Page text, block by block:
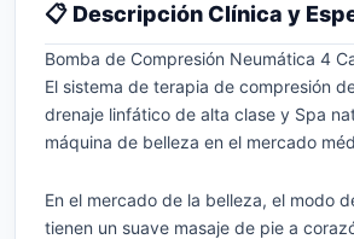
📋 Descripción Clínica y
Bomba de Compresión Neumática 4
El sistema de terapia de compresión
drenaje linfático de alta clase y Spa
máquina de belleza en el mercado
En el mercado de la belleza, el modo
tienen un suave masaje de pie a